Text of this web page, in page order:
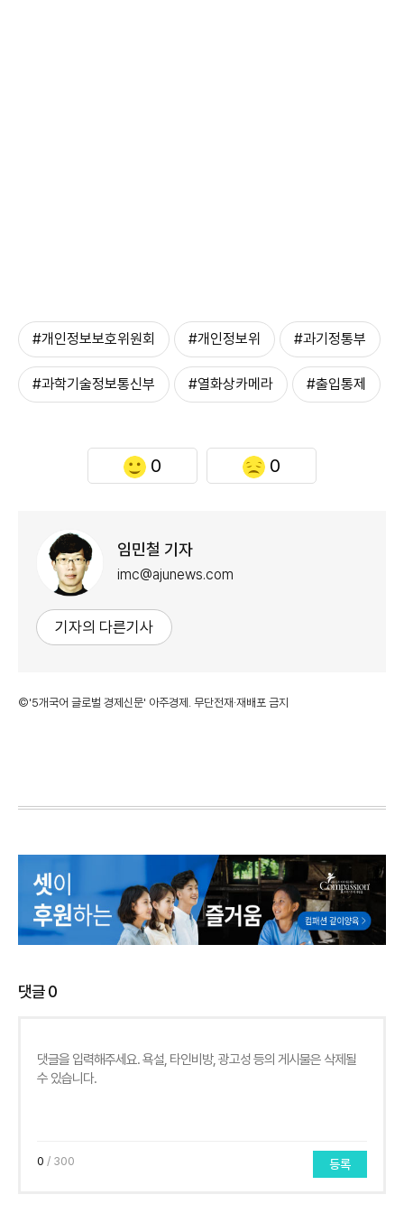
#개인정보보호위원회 #개인정보위 #과기정통부
#과학기술정보통신부 #열화상카메라 #출입통제
0 0
임민철 기자
imc@ajunews.com
기자의 다른기사
©'5개국어 글로벌 경제신문' 아주경제. 무단전재·재배포 금지
댓글0
0 / 300 등록